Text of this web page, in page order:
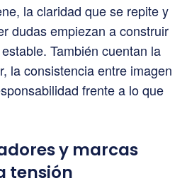
la claridad que se repite y
dudas empiezan a construir
También cuentan la
la consistencia entre imagen
frente a lo que
y marcas
tensión